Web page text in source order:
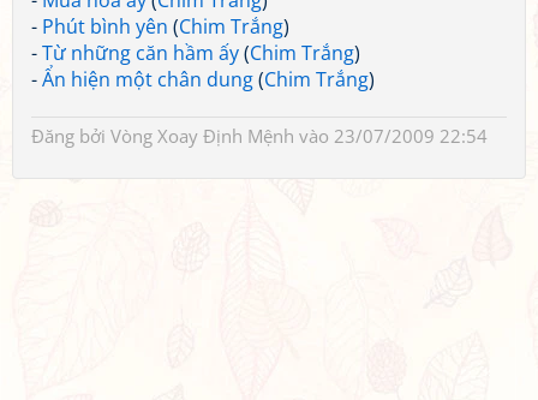
- Phút bình yên (Chim Trắng)
-Từ những căn hầm ấy(Chim Trắng)
-Ẩn hiện một chân dung(Chim Trắng)
Đăng bởi Vòng Xoay Định Mệnh vào 23/07/2009 22:54